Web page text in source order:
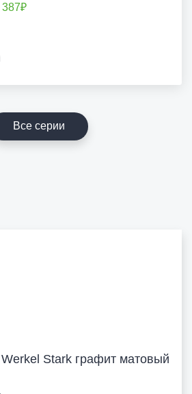
387₽
Все серии
Stark графит матовый